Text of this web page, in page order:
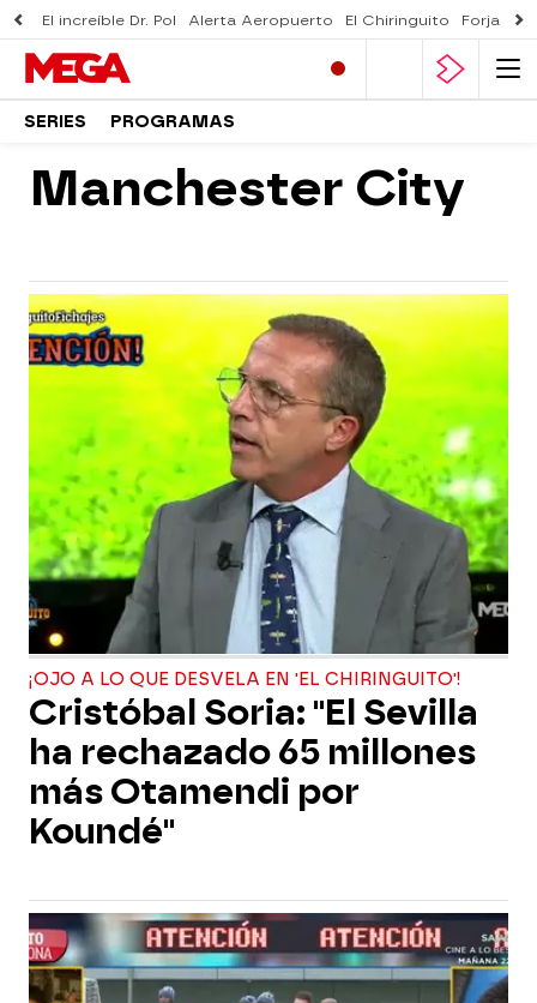
El increíble Dr. Pol Alerta Aeropuerto El Chiringuito Forjado
SERIES PROGRAMAS
Manchester City
¡OJO A LO QUE DESVELA EN 'EL CHIRINGUITO'!
Cristóbal Soria: "El Sevilla
ha rechazado 65 millones
más Otamendi por
Koundé"